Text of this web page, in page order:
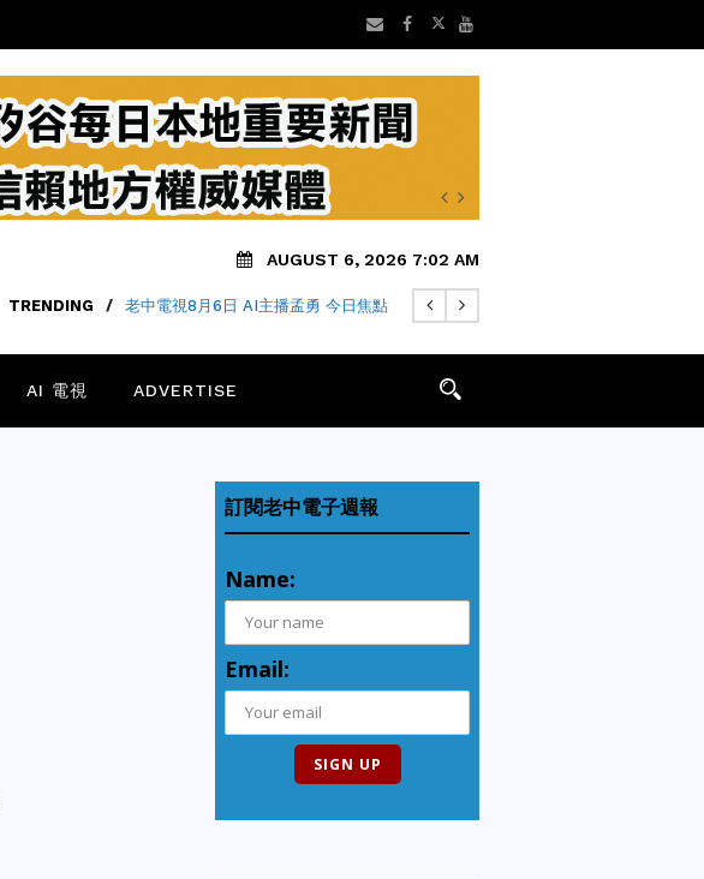
AUGUST 6, 2026 7:02 AM
TRENDING /
大華超市變身「亞洲鮮食生活」全美上
AI 電視 ADVERTISE
訂閱老中電子週報
Name:
Email: